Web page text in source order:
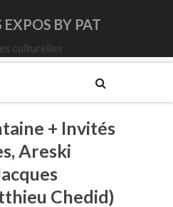
BY PAT
culturelles
+ Invités
Areski
Chedid)